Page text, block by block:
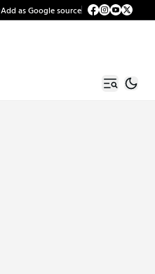
Add as Google source